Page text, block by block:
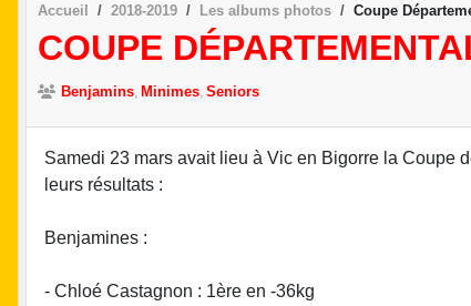
Accueil 2018-2019 Les albums photos Coupe
COUPE
Benjamins Minimes Seniors
Samedi 23 mars avait lieu à Vic en Bigorre la Coupe
leurs résultats :
Benjamines :
- Chloé Castagnon : 1ère en -36kg